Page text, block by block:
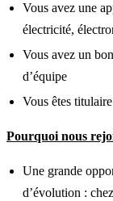
Vous avez une
électricité,
Vous avez un
d’équipe
Vous êtes
Pourquoi nous
Une grande
d’évolution :